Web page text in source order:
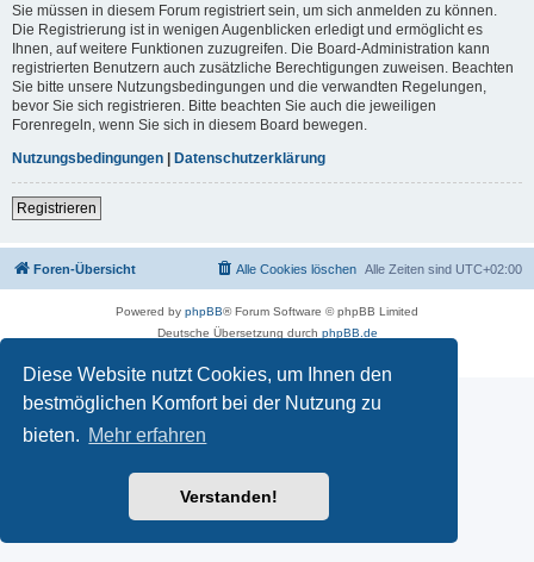
Diese Website nutzt Cookies, um Ihnen den
bestmöglichen Komfort bei der Nutzung zu
bieten. Mehr erfahren
Verstanden!
Sie müssen in diesem Forum registriert sein, um sich anmelden zu können.
Die Registrierung ist in wenigen Augenblicken erledigt und ermöglicht es
Ihnen, auf weitere Funktionen zuzugreifen. Die Board-Administration kann
registrierten Benutzern auch zusätzliche Berechtigungen zuweisen. Beachten
Sie bitte unsere Nutzungsbedingungen und die verwandten Regelungen,
bevor Sie sich registrieren. Bitte beachten Sie auch die jeweiligen
Forenregeln, wenn Sie sich in diesem Board bewegen.
Nutzungsbedingungen | Datenschutzerklärung
Registrieren
Foren-Übersicht Alle Zeiten sind UTC+02:00
Alle Cookies löschen
Powered by phpBB® Forum Software © phpBB Limited
Deutsche Übersetzung durch phpBB.de